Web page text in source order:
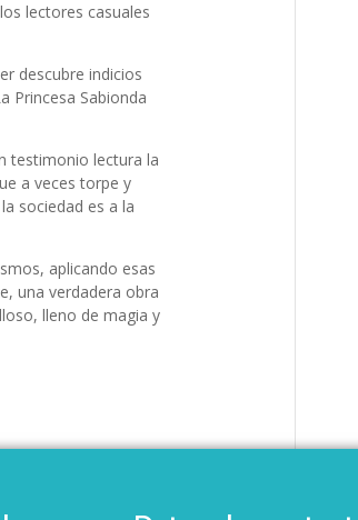
lectores casuales
descubre indicios
Princesa Sabionda
testimonio lectura la
a veces torpe y
sociedad es a la
aplicando esas
una verdadera obra
lleno de magia y